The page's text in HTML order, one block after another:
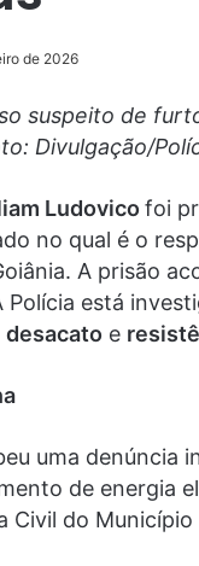
de 2026
suspeito de
Divulgação/
Ludovico foi
no qual é o
A prisão
Polícia está
desacato e
uma denúncia
de energia
Civil do